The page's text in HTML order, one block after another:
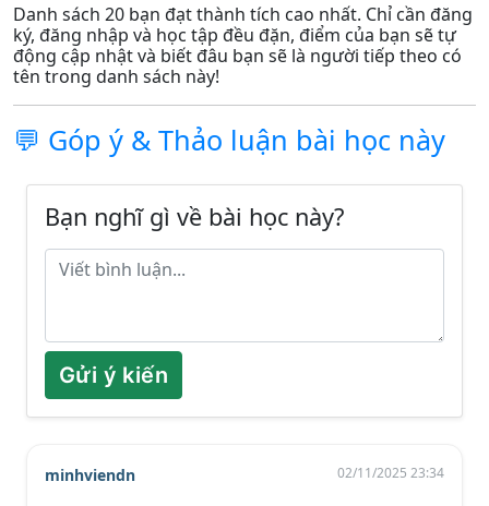
Danh sách 20 bạn đạt thành tích cao nhất. Chỉ cần đăng
ký, đăng nhập và học tập đều đặn, điểm của bạn sẽ tự
động cập nhật và biết đâu bạn sẽ là người tiếp theo có
tên trong danh sách này!
💬 Góp ý & Thảo luận bài học này
Bạn nghĩ gì về bài học này?
Gửi ý kiến
minhviendn 02/11/2025 23:34